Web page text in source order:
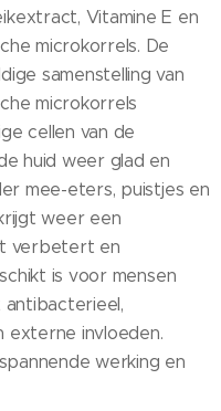
Vitamine E en
microkorrels. De
samenstelling van
microkorrels
cellen van de
huid weer glad en
mee-eters, puistjes en
weer een
verbetert en
is voor mensen
invloeden.
werking en